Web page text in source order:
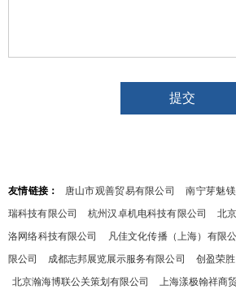
友情链接： 唐山市观善贸易有限公司 南宁芽魅
瑞科技有限公司
杭州汉卓机电科技有限公司 北
洛网络科技有限公司
凡佳文化传播（上海）有限
限公司
成都志邦展览展示服务有限公司
创盈荣
北京瀚海博联公关策划有限公司
上海漾极翰祥商